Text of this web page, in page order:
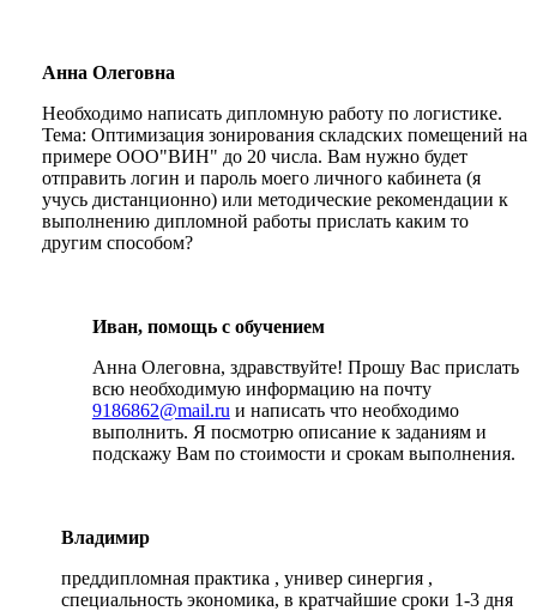
Анна Олеговна
Необходимо написать дипломную работу по логистике.
Тема: Оптимизация зонирования складских помещений на
примере ООО"ВИН" до 20 числа. Вам нужно будет
отправить логин и пароль моего личного кабинета (я
учусь дистанционно) или методические рекомендации к
выполнению дипломной работы прислать каким то
другим способом?
Иван, помощь с обучением
Анна Олеговна, здравствуйте! Прошу Вас прислать
всю необходимую информацию на почту
9186862@mail.ru и написать что необходимо
выполнить. Я посмотрю описание к заданиям и
подскажу Вам по стоимости и срокам выполнения.
Владимир
преддипломная практика , универ синергия ,
специальность экономика, в кратчайшие сроки 1-3 дня